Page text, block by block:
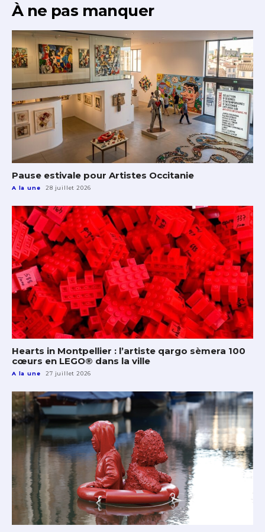
À ne pas manquer
Pause estivale pour Artistes Occitanie
A la une 28 juillet 2026
Hearts in Montpellier : l’artiste qargo sèmera 100
cœurs en LEGO® dans la ville
A la une 27 juillet 2026